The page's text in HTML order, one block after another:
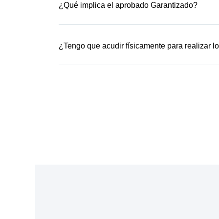
¿Qué implica el aprobado Garantizado?
¿Tengo que acudir físicamente para realizar